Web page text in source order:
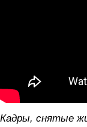
Кадры, снятые